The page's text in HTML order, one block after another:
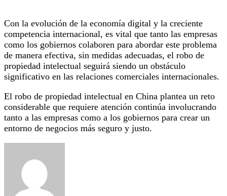
​Con la evolución de la economía digital y la creciente
competencia internacional, es vital que tanto las empresas
como los gobiernos colaboren para abordar este problema
de manera efectiva, sin medidas adecuadas, el robo de
propiedad intelectual seguirá siendo un obstáculo
significativo en las relaciones comerciales internacionales.
El robo de propiedad intelectual en China plantea un reto
considerable que requiere atención continúa involucrando
tanto a las empresas como a los gobiernos para crear un
entorno de negocios más seguro y justo.